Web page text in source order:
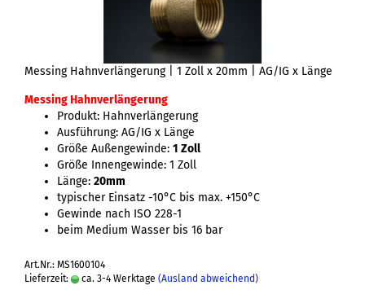
Messing Hahnverlängerung | 1 Zoll x 20mm | AG/IG x Länge
Messing Hahnverlängerung
Produkt: Hahnverlängerung
Ausführung: AG/IG x Länge
Größe Außengewinde: 1 Zoll
Größe Innengewinde: 1 Zoll
Länge: 20mm
typischer Einsatz -10°C bis max. +150°C
Gewinde nach ISO 228-1
beim Medium Wasser bis 16 bar
Art.Nr.: MS1600104
Lieferzeit:
ca. 3-4 Werktage (Ausland abweichend)